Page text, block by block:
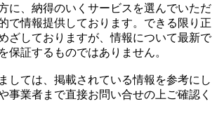
に、納得のいくサービスを選んでいただ
で情報提供しております。できる限り正
ざしておりますが、情報について最新で
保証するものではありません。
しては、掲載されている情報を参考にし
事業者まで直接お問い合せの上ご確認く